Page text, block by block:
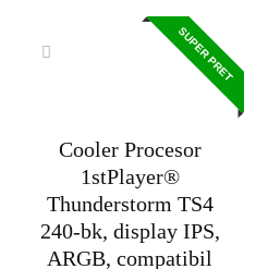
fost:
305,00 lei.
209,00 lei.
SUPER PRET
Cooler Procesor
1stPlayer®
Thunderstorm TS4
240-bk, display IPS,
ARGB, compatibil